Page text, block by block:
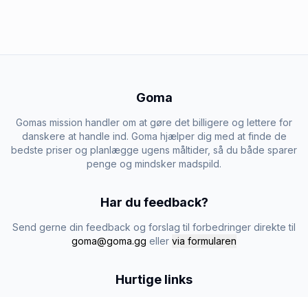
Goma
Gomas mission handler om at gøre det billigere og lettere for
danskere at handle ind. Goma hjælper dig med at finde de
bedste priser og planlægge ugens måltider, så du både sparer
penge og mindsker madspild.
Har du feedback?
Send gerne din feedback og forslag til forbedringer direkte til
goma@goma.gg eller via formularen
Hurtige links